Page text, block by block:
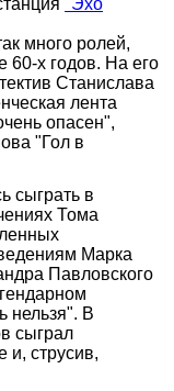
много ролей,
60-х годов. На его
Станислава
лента
опасен",
"Гол в
сыграть в
Тома
Марка
Павловского
нельзя". В
сыграл
и, струсив,